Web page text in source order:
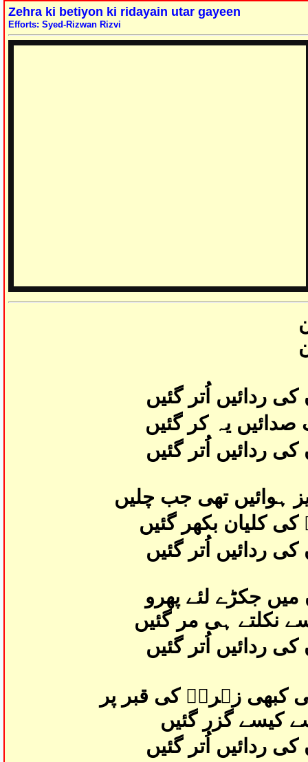
Zehra ki betiyon ki ridayain utar gayeen
Efforts: Syed-Rizwan Rizvi
ردائیں اُتر گئیں
یہ کر گئیں
ردائیں اُتر گئیں
ہوائیں تھی جب چلیں
کلیان بکھر گئیں
ردائیں اُتر گئیں
جکڑے لئے پھرو
نکلتے ہی مر گئیں
ردائیں اُتر گئیں
کبھی زہراؑ کی قبر پر
کیسے گزر گئیں
ردائیں اُتر گئیں